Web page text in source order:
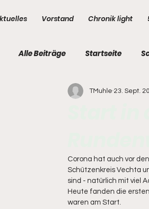
Vorstand Chronik light
Alle Beiträge Startseite
3. Kompanie 4.
TMuhle 23. Sept.
Corona hat auch vor
Schützenkreis Vechta
sind - natürlich mit viel
Heute fanden die
waren am Start.